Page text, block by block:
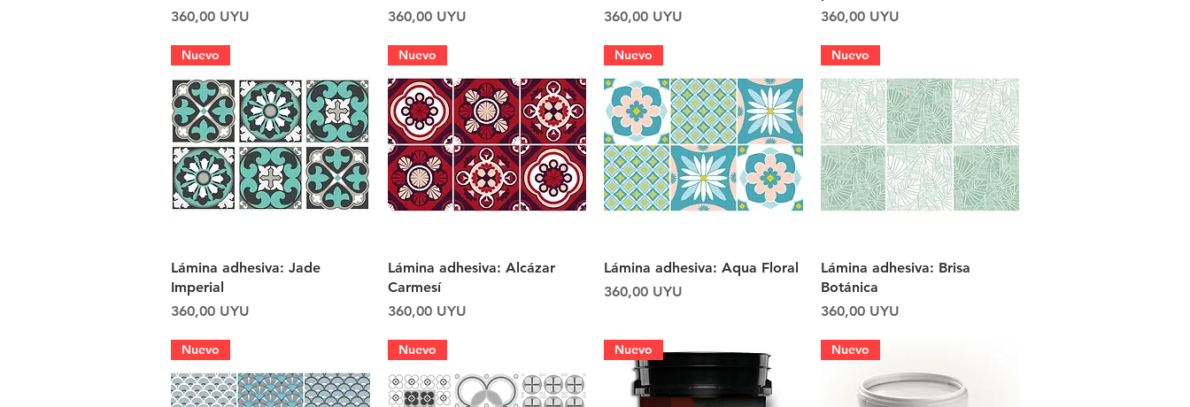
Precio
360,00 UYU
Precio
360,00 UYU
Precio
360,00 UYU
Precio
360,00 UYU
Vista rápida
Nuevo
Lámina adhesiva: Jade
Imperial
Precio
360,00 UYU
Vista rápida
Nuevo
Lámina adhesiva: Alcázar
Carmesí
Precio
360,00 UYU
Vista rápida
Nuevo
Lámina adhesiva: Aqua Floral
Precio
360,00 UYU
Vista rápida
Nuevo
Lámina adhesiva: Brisa
Botánica
Precio
360,00 UYU
Nuevo Nuevo Nuevo Nuevo